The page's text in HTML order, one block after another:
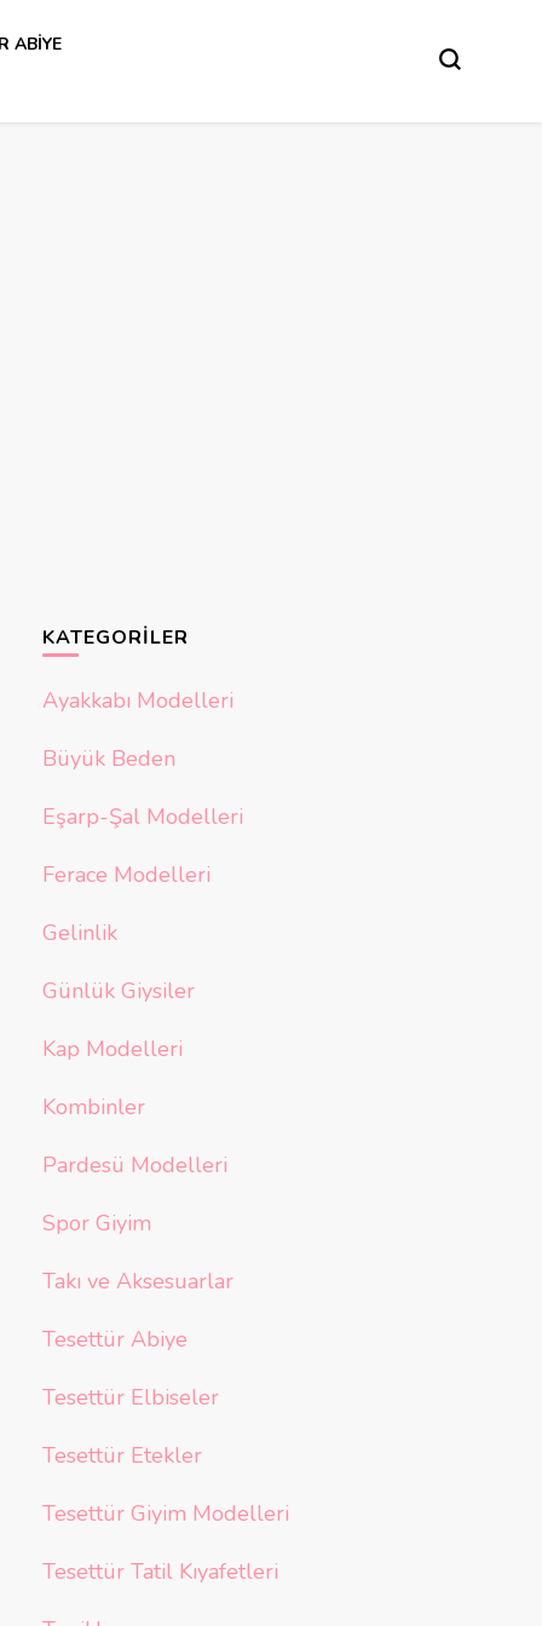
ABIYE
KATEGORILER
Ayakkabı Modelleri
Büyük Beden
Eşarp-Şal Modelleri
Ferace Modelleri
Gelinlik
Günlük Giysiler
Kap Modelleri
Kombinler
Pardesü Modelleri
Spor Giyim
Takı ve Aksesuarlar
Tesettür Abiye
Tesettür Elbiseler
Tesettür Etekler
Tesettür Giyim Modelleri
Tesettür Tatil Kıyafetleri